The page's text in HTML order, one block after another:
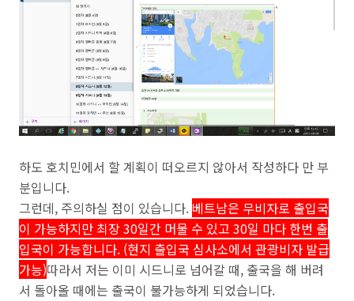
하도 호치민에서 할 계획이 떠오르지 않아서 작성하다 만 부
분입니다.
그런데, 주의하실 점이 있습니다. 베트남은 무비자로 출입국
이 가능하지만 최장 30일간 머물 수 있고 30일 마다 한번 출
입국이 가능합니다. (현지 출입국 심사소에서 관광비자 발급
가능)따라서 저는 이미 시드니로 넘어갈 때, 출국을 해 버려
서 돌아올 때에는 출국이 불가능하게 되었습니다.